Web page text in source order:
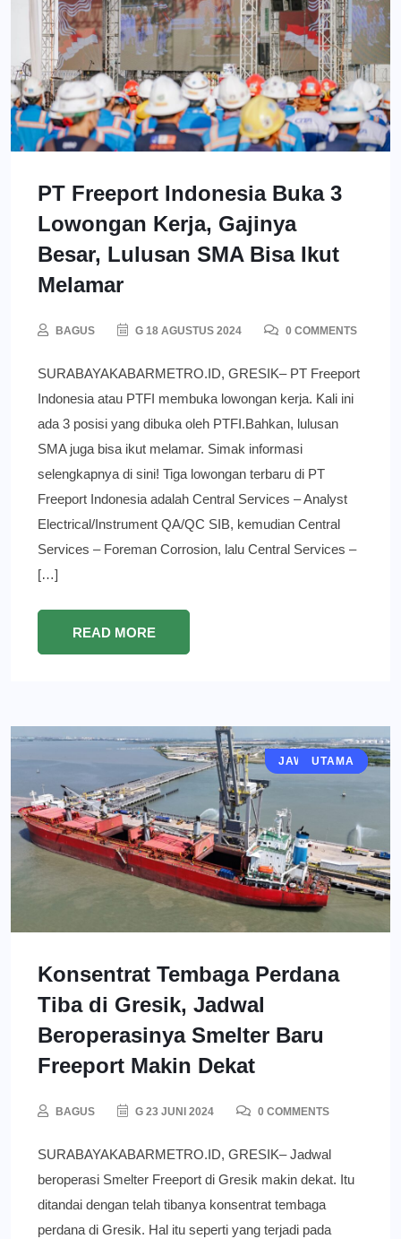
PT Freeport Indonesia Buka 3
Lowongan Kerja, Gajinya
Besar, Lulusan SMA Bisa Ikut
Melamar
BAGUS G 18 AGUSTUS 2024 0 COMMENTS
SURABAYAKABARMETRO.ID, GRESIK– PT Freeport
Indonesia atau PTFI membuka lowongan kerja. Kali ini
ada 3 posisi yang dibuka oleh PTFI.Bahkan, lulusan
SMA juga bisa ikut melamar. Simak informasi
selengkapnya di sini! Tiga lowongan terbaru di PT
Freeport Indonesia adalah Central Services – Analyst
Electrical/Instrument QA/QC SIB, kemudian Central
Services – Foreman Corrosion, lalu Central Services –
[…]
READ MORE
BERITA
EKONOMI
GRESIK
JAWA TIMUR
UTAMA
Konsentrat Tembaga Perdana
Tiba di Gresik, Jadwal
Beroperasinya Smelter Baru
Freeport Makin Dekat
BAGUS G 23 JUNI 2024 0 COMMENTS
SURABAYAKABARMETRO.ID, GRESIK– Jadwal
beroperasi Smelter Freeport di Gresik makin dekat. Itu
ditandai dengan telah tibanya konsentrat tembaga
perdana di Gresik. Hal itu seperti yang terjadi pada